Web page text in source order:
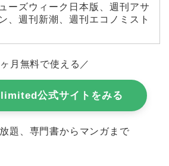
ーズウィーク日本版、週刊アサ
、週刊新潮、週刊エコノミスト
月無料で使える／
公式サイトをみる
題、専門書からマンガまで